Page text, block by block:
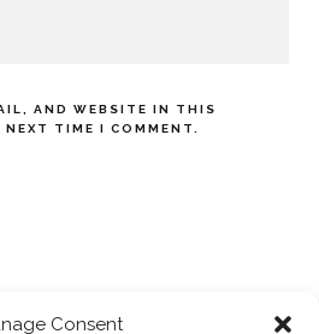
Consent
AND WEBSITE IN THIS
NEXT TIME I COMMENT.